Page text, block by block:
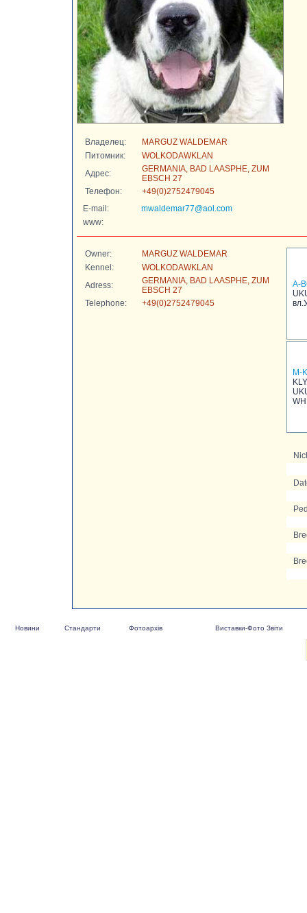
Владелец:
MARGUZ WALDEMAR
Питомник:
WOLKODAWKLAN
Адрес:
GERMANIA, BAD LAASPHE, ZUM
EBSCH 27
Телефон:
+49(0)2752479045
E-mail:
mwaldemar77@aol.com
www:
Owner:
MARGUZ WALDEMAR
Kennel:
WOLKODAWKLAN
Adress:
GERMANIA, BAD LAASPHE, ZUM
EBSCH 27
Telephone:
+49(0)2752479045
А-
M-
Новини Стандарти Фотоархів Виставки-Фото Звіти